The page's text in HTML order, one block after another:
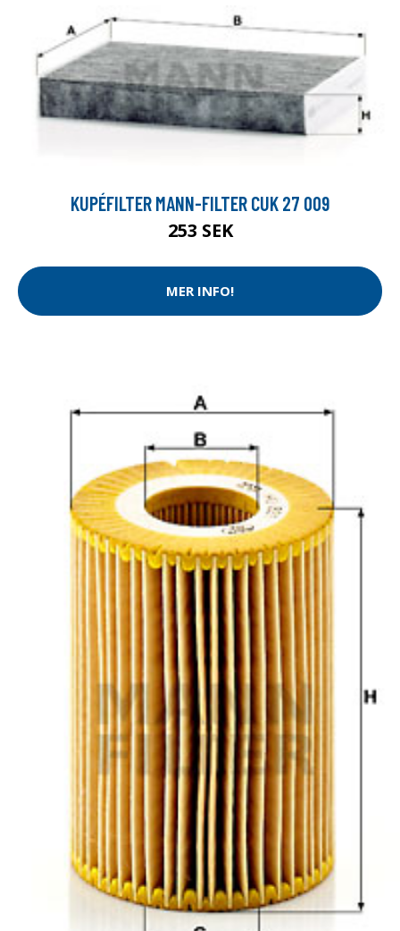
KUPÉFILTER MANN-FILTER CUK 27 009
253 SEK
MER INFO!